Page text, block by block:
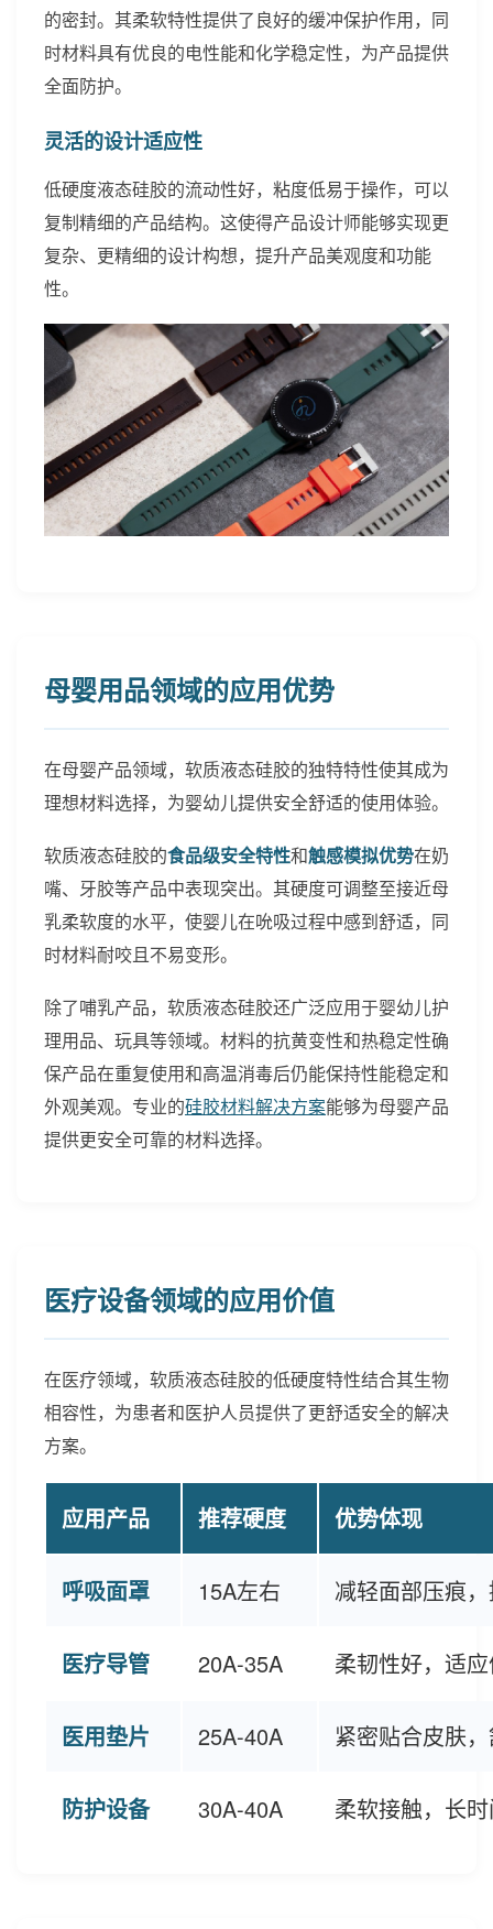
的密封。其柔软特性提供了良好的缓冲保护作用，同
时材料具有优良的电性能和化学稳定性，为产品提供
全面防护。
灵活的设计适应性
低硬度液态硅胶的流动性好，粘度低易于操作，可以
复制精细的产品结构。这使得产品设计师能够实现更
复杂、更精细的设计构想，提升产品美观度和功能
性。
母婴用品领域的应用优势
在母婴产品领域，软质液态硅胶的独特特性使其成为
理想材料选择，为婴幼儿提供安全舒适的使用体验。
软质液态硅胶的食品级安全特性和触感模拟优势在奶
嘴、牙胶等产品中表现突出。其硬度可调整至接近母
乳柔软度的水平，使婴儿在吮吸过程中感到舒适，同
时材料耐咬且不易变形。
除了哺乳产品，软质液态硅胶还广泛应用于婴幼儿护
理用品、玩具等领域。材料的抗黄变性和热稳定性确
保产品在重复使用和高温消毒后仍能保持性能稳定和
外观美观。专业的硅胶材料解决方案能够为母婴产品
提供更安全可靠的材料选择。
医疗设备领域的应用价值
在医疗领域，软质液态硅胶的低硬度特性结合其生物
相容性，为患者和医护人员提供了更舒适安全的解决
方案。
应用产品 推荐硬度 优势体现
呼吸面罩 15A左右 减轻面部压痕
医疗导管 20A-35A 柔韧性好，适
医用垫片 25A-40A 紧密贴合皮肤
防护设备 30A-40A 柔软接触，长